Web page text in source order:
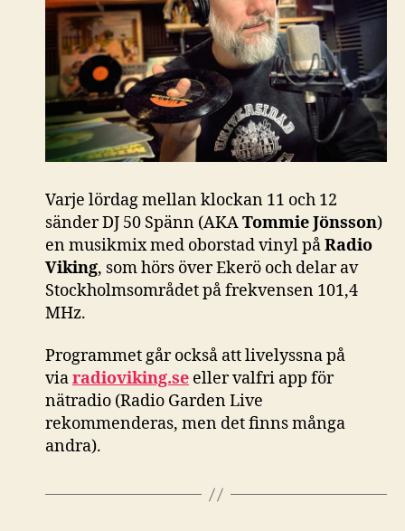
Varje lördag mellan klockan 11 och 12
sänder DJ 50 Spänn (AKATommie Jönsson)
en musikmix med oborstad vinyl påRadio
Viking, som hörs över Ekerö och delar av
Stockholmsområdet på frekvensen 101,4
MHz.
Programmet går också att livelyssna på
viaradioviking.se eller valfri app för
nätradio (Radio Garden Live
rekommenderas, men det finns många
andra).